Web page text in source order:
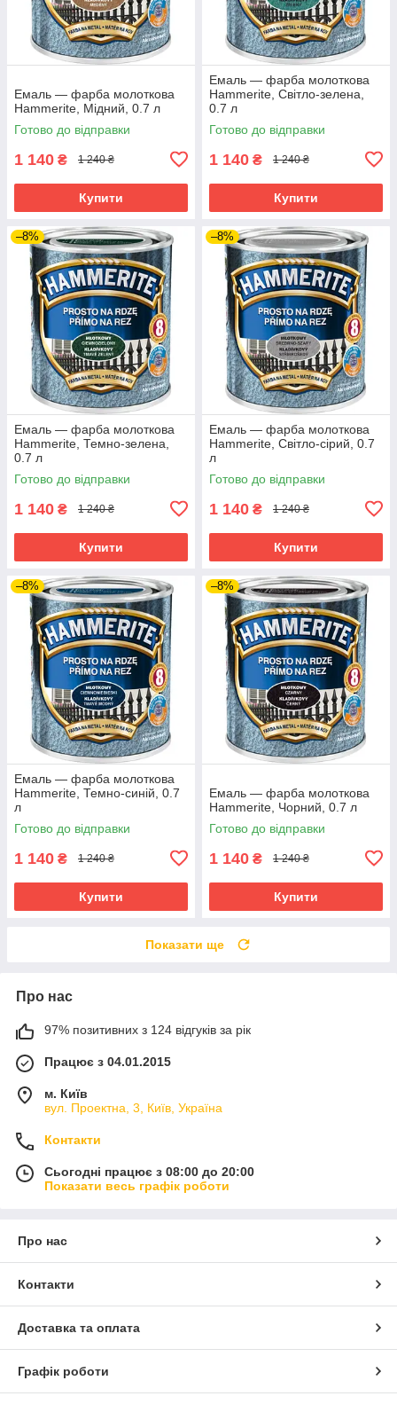
Емаль — фарба молоткова
Hammerite, Мідний, 0.7 л
Готово до відправки
1 140 ₴ 1 240 ₴
Купити
Емаль — фарба молоткова
Hammerite, Світло-зелена,
0.7 л
Готово до відправки
1 140 ₴ 1 240 ₴
Купити
–8%
Емаль — фарба молоткова
Hammerite, Темно-зелена,
0.7 л
Готово до відправки
1 140 ₴ 1 240 ₴
Купити
–8%
Емаль — фарба молоткова
Hammerite, Світло-сірий, 0.7
л
Готово до відправки
1 140 ₴ 1 240 ₴
Купити
–8%
Емаль — фарба молоткова
Hammerite, Темно-синій, 0.7
л
Готово до відправки
1 140 ₴ 1 240 ₴
Купити
–8%
Емаль — фарба молоткова
Hammerite, Чорний, 0.7 л
Готово до відправки
1 140 ₴ 1 240 ₴
Купити
Показати ще
Про нас
97% позитивних з 124 відгуків за рік
Працює з 04.01.2015
м. Київ
вул. Проектна, 3, Київ, Україна
Контакти
Сьогодні працює з 08:00 до 20:00
Показати весь графік роботи
Про нас
Контакти
Доставка та оплата
Графік роботи